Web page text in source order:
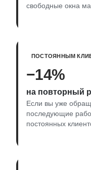
свободные окна
ПОСТОЯННЫМ
−14%
на повторный
Если вы уже
последующие
постоянных